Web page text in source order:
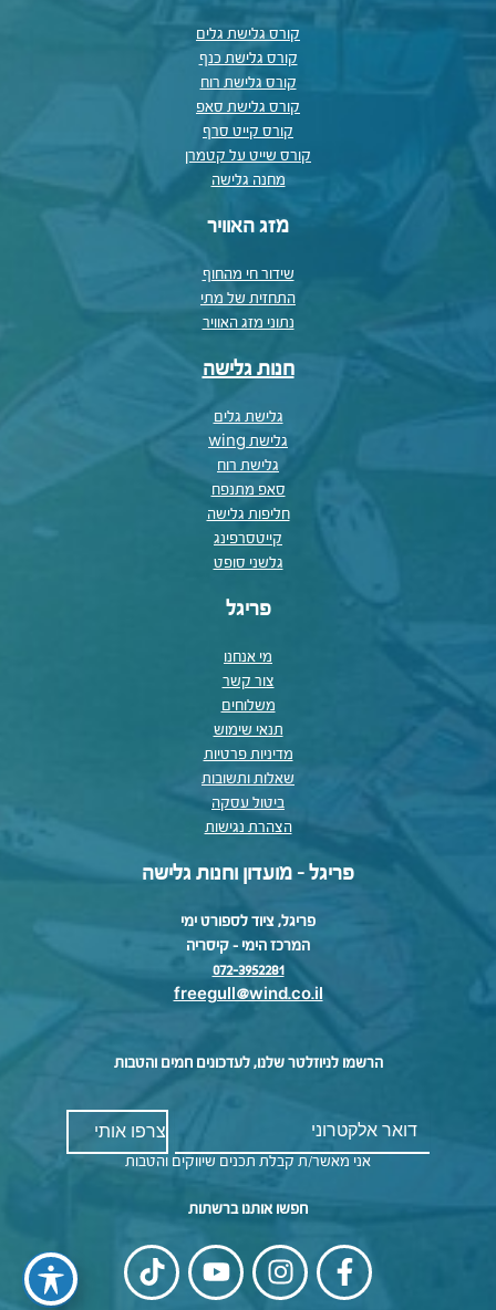
קורס גלישת גלים
קורס גלישת כנף
קורס גלישת רוח
קורס גלישת סאפ
קורס קייט סרף
קורס שייט על קטמרן
מחנה גלישה
מזג האוויר
שידור חי מהחוף
התחזית של מתי
נתוני מזג האוויר
חנות גלישה
גלישת גלים
גלישת wing
גלישת רוח
סאפ מתנפח
חליפות גלישה
קייטסרפינג
גלשני סופט
פריגל
מי אנחנו
צור קשר
משלוחים
תנאי שימוש
מדיניות פרטיות
שאלות ותשובות
ביטול עסקה
הצהרת נגישות
פריגל - מועדון וחנות גלישה
פריגל, ציוד לספורט ימי
המרכז הימי – קיסריה
072-3952281
freegull@wind.co.il
הרשמו לניוזלטר שלנו, לעדכונים חמים והטבות
אני מאשר/ת קבלת תכנים שיווקים והטבות
חפשו אותנו ברשתות